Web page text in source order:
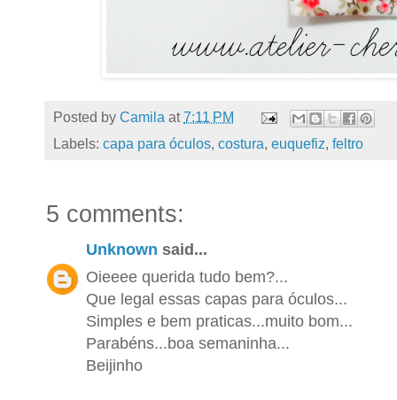
Posted by Camila at7:11 PM
Labels: capa para óculos, costura, euquefiz, feltro
5 comments:
Unknown said...
Oieeee querida tudo bem?...
Que legal essas capas para óculos...
Simples e bem praticas...muito bom...
Parabéns...boa semaninha...
Beijinho